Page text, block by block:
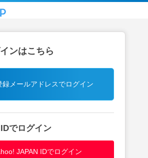
ンはこちら
録メールアドレスでログイン
でログイン
JAPAN IDでログイン